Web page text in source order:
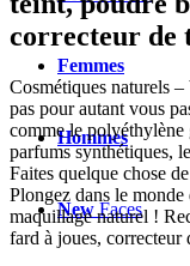
Femmes
Hommes
NewFaces
correcteur de
Cosmétiques naturels –
pas pour autant vous
comme le polyéthylène
parfums synthétiques,
Faites quelque chose
Plongez dans le monde
maquillage naturel !
fard à joues, correcteur